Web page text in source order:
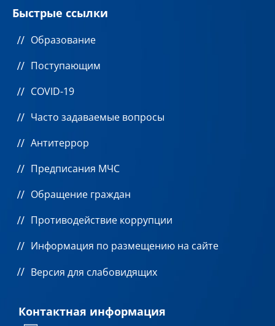
Быстрые ссылки
Образование
Поступающим
COVID-19
Часто задаваемые вопросы
Антитеррор
Предписания МЧС
Обращение граждан
Противодействие коррупции
Информация по размещению на сайте
Версия для слабовидящих
Контактная информация